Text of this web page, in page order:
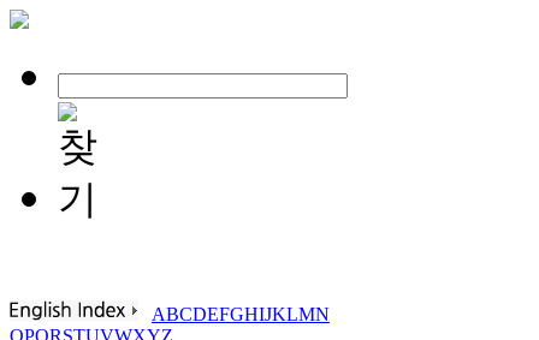
ABCDEFGHIJKLMN
OPQRSTUVWXYZ